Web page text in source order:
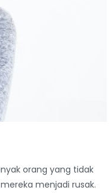
orang yang tidak
menjadi rusak.